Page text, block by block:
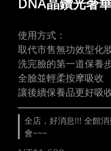
使用方式：
取代市售無功效型化
洗完臉的第一道保養
全臉並輕柔按摩吸收
讓後續保養品更好吸
全店，好消息!!! 全館
會~~~